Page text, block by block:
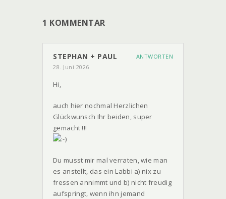
1 KOMMENTAR
ANTWORTEN
STEPHAN + PAUL
28. Juni 2026
Hi,
auch hier nochmal Herzlichen
Glückwunsch Ihr beiden, super
gemacht !!!
Du musst mir mal verraten, wie man
es anstellt, das ein Labbi a) nix zu
fressen annimmt und b) nicht freudig
aufspringt, wenn ihn jemand